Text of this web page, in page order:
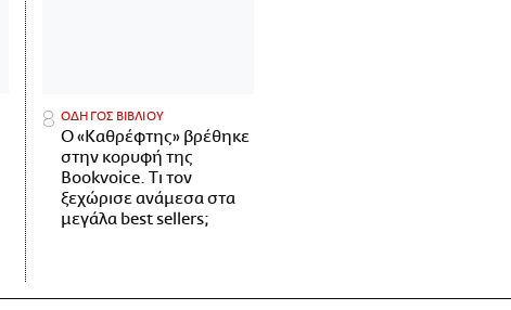
ΟΔΗΓΟΣ ΒΙΒΛΙΟΥ
Ο «Καθρέφτης» βρέθηκε
στην κορυφή της
Bookvoice. Τι τον
ξεχώρισε ανάμεσα στα
μεγάλα best sellers;